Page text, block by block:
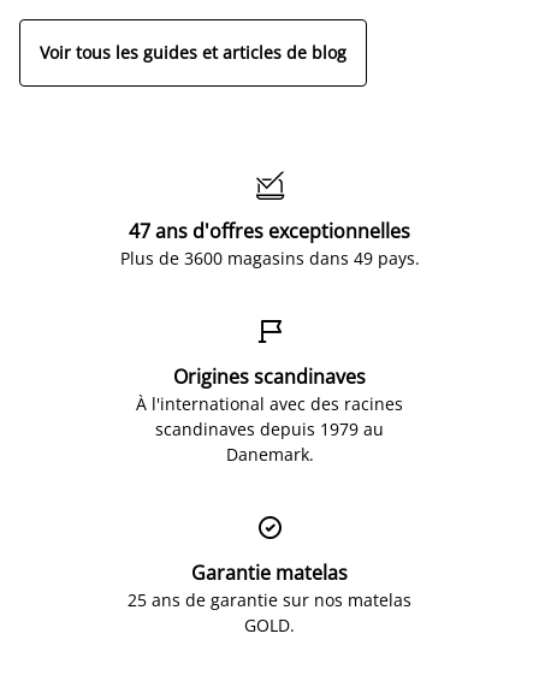
Voir tous les guides et articles de blog

47 ans d'offres exceptionnelles
Plus de 3600 magasins dans 49 pays.

Origines scandinaves
À l'international avec des racines
scandinaves depuis 1979 au
Danemark.

Garantie matelas
25 ans de garantie sur nos matelas
GOLD.